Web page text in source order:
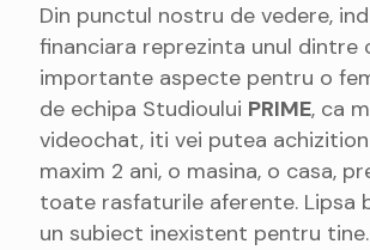
Din punctul nostru de vedere,
financiara reprezinta unul dintre
importante aspecte pentru o
de echipa Studioului PRIME, ca
videochat, iti vei putea
maxim 2 ani, o masina, o casa,
toate rasfaturile aferente. Lipsa
un subiect inexistent pentru tine.